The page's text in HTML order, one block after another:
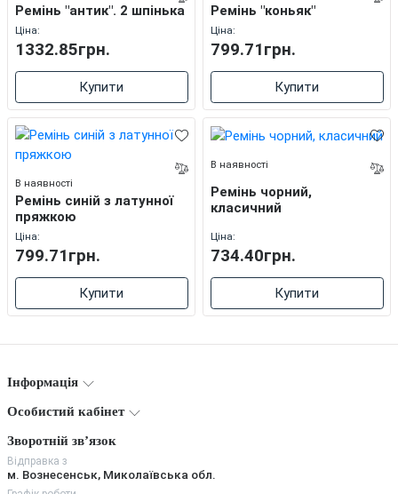
Ремінь "антик". 2 шпінька
Ціна:
1332.85грн.
Купити
Ремінь "коньяк"
Ціна:
799.71грн.
Купити
В наявності
Ремінь синій з латунної
пряжкою
Ціна:
799.71грн.
Купити
В наявності
Ремінь чорний,
класичний
Ціна:
734.40грн.
Купити
Інформація
Особистий кабінет
Зворотній зв’язок
Відправка з
м. Вознесенськ, Миколаївська обл.